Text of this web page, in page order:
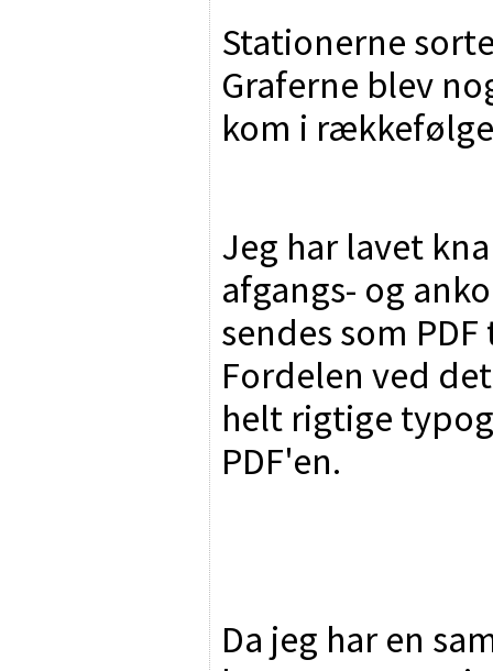
Stationerne
Graferne blev
kom i
Jeg har lavet
afgangs- og
sendes som
Fordelen ved
helt rigtige
PDF'en.
Da jeg har en